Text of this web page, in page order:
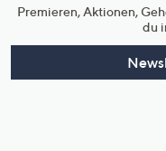
Premieren, Aktionen,
du